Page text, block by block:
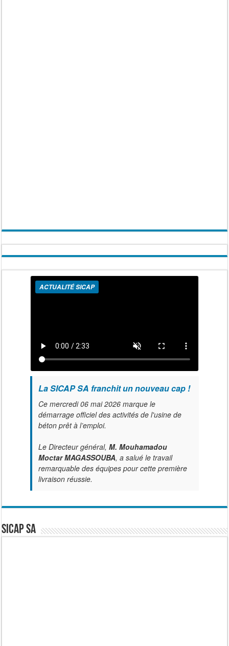
ACTUALITÉ SICAP
La SICAP SA franchit un nouveau cap !
Ce mercredi 06 mai 2026 marque le
démarrage officiel des activités de l'usine de
béton prêt à l’emploi.
Le Directeur général, M. Mouhamadou
Moctar MAGASSOUBA, a salué le travail
remarquable des équipes pour cette première
livraison réussie.
SICAP SA